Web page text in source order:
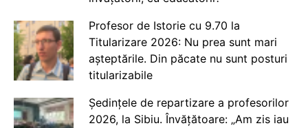
Profesor de Istorie cu 9.70 la
Titularizare 2026: Nu prea sunt mari
așteptările. Din păcate nu sunt posturi
titularizabile
Ședințele de repartizare a profesorilor
2026, la Sibiu. Învățătoare: „Am zis iau